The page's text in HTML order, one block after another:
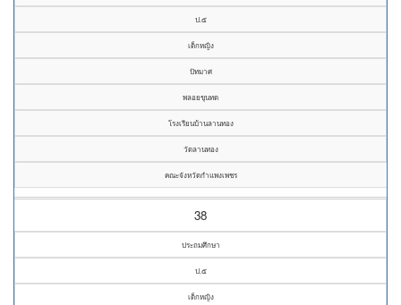
ป.๕
เด็กหญิง
ปัทมาศ
พลอยขุนทด
โรงเรียนบ้านลานทอง
วัดลานทอง
คณะจังหวัดกำแพงเพชร
38
ประถมศึกษา
ป.๕
เด็กหญิง